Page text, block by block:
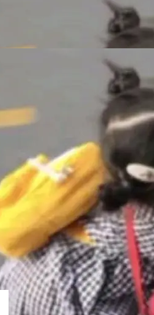
agent。这些后
TENT。
接入Mooncake T
30%、非零拷贝
底层基
后续腾讯网平将
的高性能通信组
中实现了一
擎（Engine），
企业研发场景的
”凭借卓越的技术
路私有化部署，
，越来越多企业已
过调用公有云模
效率。但随着 AI
向团队级、组织
中，对安全性、
求。 首先是数据
通研发场景，公
率提升的需求。
据安全要求较...
人工智能
发布《2025年人工
展示人工智能在
底座、行业赋能、
大方向。深信服
入选！ 随着各行
算力构成形态逐
生变化：不只是
合算力时代下，
分利用，以及持
深信服AI算力网关
治理和成本治
个时代的结
作者之一。
的作者之一。
席科学家。 Jeff D
，宣布离职。 他
有 Sanjay Ghema
Dean 二十多
和 Bigtable 的共同
布：界面
搜索增强
码智能体，这一轮
」三件事一次补
是杭州无